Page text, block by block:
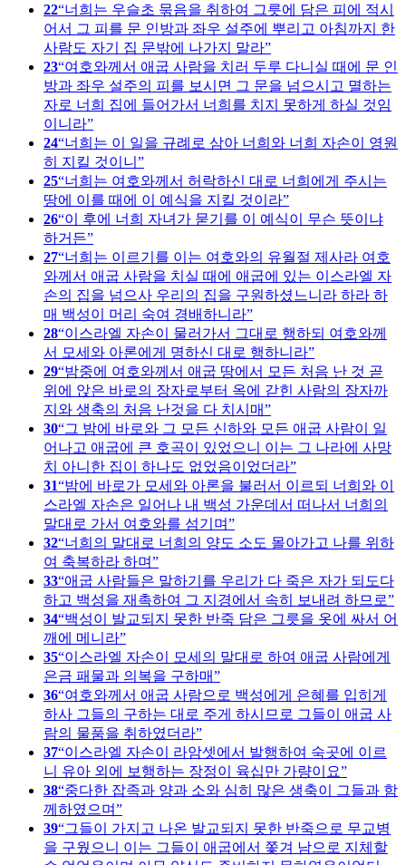
22 너희는 우슬초 묶음을 취하여 그릇에 담은 피에 적시
어서 그 피를 문 인방과 좌우 설주에 뿌리고 아침까지 한
사람도 자기 집 문밖에 나가지 말라
23 여호와께서 애굽 사람을 치러 두루 다니실 때에 문 인
방과 좌우 설주의 피를 보시면 그 문을 넘으시고 멸하는
자로 너희 집에 들어가서 너희를 치지 못하게 하실 것임
이니라
24 너희는 이 일을 규례로 삼아 너희와 너희 자손이 영원
히 지킬 것이니
25 너희는 여호와께서 허락하신 대로 너희에게 주시는
땅에 이를 때에 이 예식을 지킬 것이라
26 이 후에 너희 자녀가 묻기를 이 예식이 무슨 뜻이냐
하거든
27 너희는 이르기를 이는 여호와의 유월절 제사라 여호
와께서 애굽 사람을 치실 때에 애굽에 있는 이스라엘 자
손의 집을 넘으사 우리의 집을 구원하셨느니라 하라 하
매 백성이 머리 숙여 경배하니라
28 이스라엘 자손이 물러가서 그대로 행하되 여호와께
서 모세와 아론에게 명하신 대로 행하니라
29 밤중에 여호와께서 애굽 땅에서 모든 처음 난 것 곧
위에 앉은 바로의 장자로부터 옥에 갇힌 사람의 장자까
지와 생축의 처음 난것을 다 치시매
30 그 밤에 바로와 그 모든 신하와 모든 애굽 사람이 일
어나고 애굽에 큰 호곡이 있었으니 이는 그 나라에 사망
치 아니한 집이 하나도 없었음이었더라
31 밤에 바로가 모세와 아론을 불러서 이르되 너희와 이
스라엘 자손은 일어나 내 백성 가운데서 떠나서 너희의
말대로 가서 여호와를 섬기며
32 너희의 말대로 너희의 양도 소도 몰아가고 나를 위하
여 축복하라 하며
33 애굽 사람들은 말하기를 우리가 다 죽은 자가 되도다
하고 백성을 재촉하여 그 지경에서 속히 보내려 하므로
34 백성이 발교되지 못한 반죽 담은 그릇을 옷에 싸서 어
깨에 메니라
35 이스라엘 자손이 모세의 말대로 하여 애굽 사람에게
은금 패물과 의복을 구하매
36 여호와께서 애굽 사람으로 백성에게 은혜를 입히게
하사 그들의 구하는 대로 주게 하시므로 그들이 애굽 사
람의 물품을 취하였더라
37 이스라엘 자손이 라암셋에서 발행하여 숙곳에 이르
니 유아 외에 보행하는 장정이 육십만 가량이요
38 중다한 잡족과 양과 소와 심히 많은 생축이 그들과 함
께하였으며
39 그들이 가지고 나온 발교되지 못한 반죽으로 무교병
을 구웠으니 이는 그들이 애굽에서 쫓겨 남으로 지체할